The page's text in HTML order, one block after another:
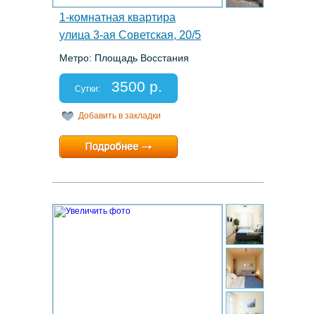
1-комнатная квартира
улица 3-ая Советская, 20/5
Метро: Площадь Восстания
Спальных мест: 2+2
Отчетные документы: есть
Сутки: 3500 р.
Добавить в закладки
Минимальный срок:2 суток
Расчетный час:12:00